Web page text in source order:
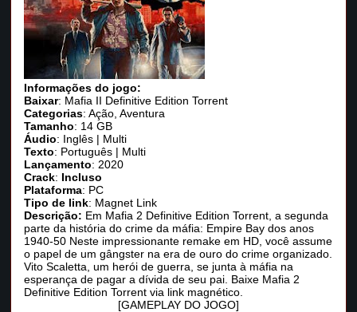
Informações do jogo:
Baixar: Mafia II Definitive Edition Torrent
Categorias: Ação, Aventura
Tamanho: 14 GB
Áudio: Inglês | Multi
Texto: Português | Multi
Lançamento: 2020
Crack: Incluso
Plataforma: PC
Tipo de link: Magnet Link
Descrição: Em Mafia 2 Definitive Edition Torrent, a segunda
parte da história do crime da máfia: Empire Bay dos anos
1940-50 Neste impressionante remake em HD, você assume
o papel de um gângster na era de ouro do crime organizado.
Vito Scaletta, um herói de guerra, se junta à máfia na
esperança de pagar a dívida de seu pai. Baixe Mafia 2
Definitive Edition Torrent via link magnético.
[GAMEPLAY DO JOGO]